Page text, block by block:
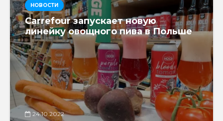
НОВОСТИ
Carrefour запускает новую
линейку овощного пива в Польше
24.10.2022